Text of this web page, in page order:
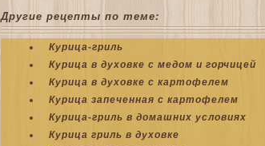
Другие рецепты по теме:
Курица-гриль
Курица в духовке с медом и горчицей
Курица в духовке с картофелем
Курица запеченная с картофелем
Курица-гриль в домашних условиях
Курица гриль в духовке